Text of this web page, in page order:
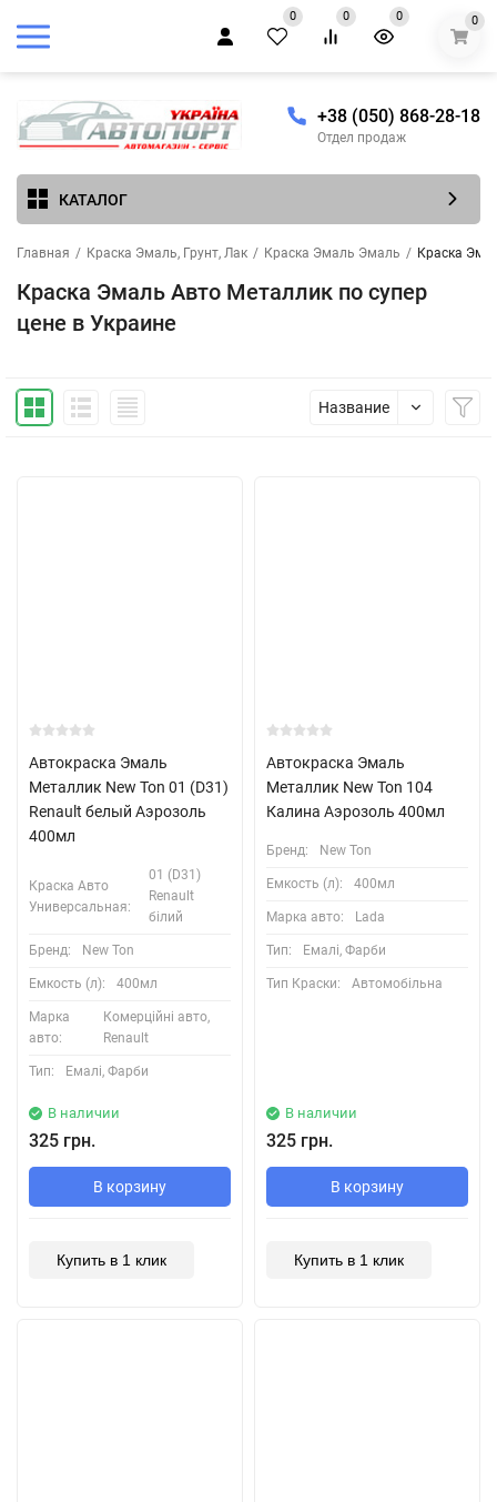
0 0 0 0
+38 (050) 868-28-18
Отдел продаж
КАТАЛОГ
Главная / Краска Эмаль, Грунт, Лак / Краска Эмаль Эмаль / Краска
Краска Эмаль Авто Металлик по супер
цене в Украине
Название
Автокраска Эмаль
Металлик New Ton 01 (D31)
Renault белый Аэрозоль
400мл
Краска Авто
Универсальная:
01 (D31)
Renault
білий
Бренд: New Ton
Емкость (л): 400мл
Марка
авто:
Комерційні авто,
Renault
Тип: Емалі, Фарби
В наличии
325 грн.
В корзину
Купить в 1 клик
Автокраска Эмаль
Металлик New Ton 104
Калина Аэрозоль 400мл
Бренд: New Ton
Емкость (л): 400мл
Марка авто: Lada
Тип: Емалі, Фарби
Тип Краски: Автомобільна
В наличии
325 грн.
В корзину
Купить в 1 клик